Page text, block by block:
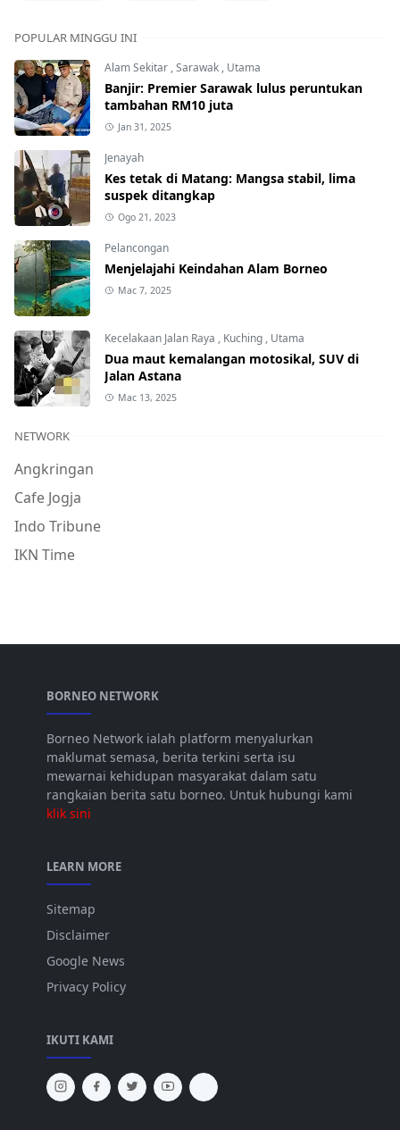
POPULAR MINGGU INI
Alam Sekitar ,Sarawak , Utama
Banjir: Premier Sarawak lulus peruntukan
tambahan RM10 juta
Jan 31, 2025
Jenayah
Kes tetak di Matang: Mangsa stabil, lima
suspek ditangkap
Ogo 21, 2023
Pelancongan
Menjelajahi Keindahan Alam Borneo
Mac 7, 2025
Kecelakaan Jalan Raya , Kuching , Utama
Dua maut kemalangan motosikal, SUV di
Jalan Astana
Mac 13, 2025
NETWORK
Angkringan
Cafe Jogja
Indo Tribune
IKN Time
BORNEO NETWORK
Borneo Network ialah platform menyalurkan
maklumat semasa, berita terkini serta isu
mewarnai kehidupan masyarakat dalam satu
rangkaian berita satu borneo. Untuk hubungi kami
klik sini
LEARN MORE
Sitemap
Disclaimer
Google News
Privacy Policy
IKUTI KAMI